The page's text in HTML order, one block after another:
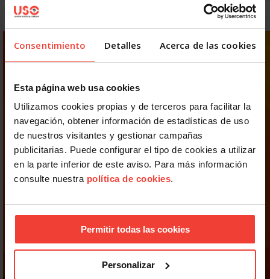
Consentimiento Detalles Acerca de las cookies
Esta página web usa cookies
Utilizamos cookies propias y de terceros para facilitar la
navegación, obtener información de estadísticas de uso
de nuestros visitantes y gestionar campañas
publicitarias. Puede configurar el tipo de cookies a utilizar
en la parte inferior de este aviso. Para más información
consulte nuestra política de cookies.
Permitir todas las cookies
Personalizar